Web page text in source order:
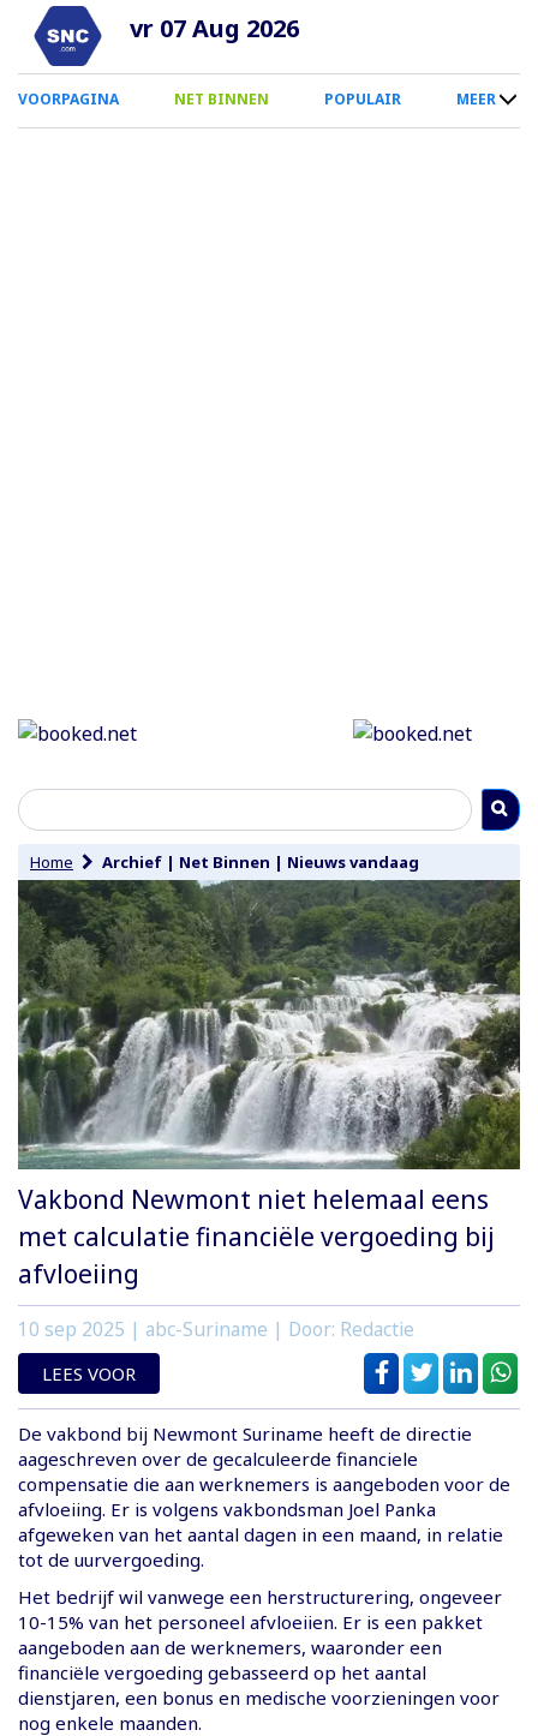
Overslaan
naar
inhoud
vr 07 Aug 2026
0
Smartphone
VOORPAGINA NET BINNEN POPULAIR MEER
Home Archief | Net Binnen | Nieuws vandaag
Vakbond Newmont niet helemaal eens
met calculatie financiële vergoeding bij
afvloeiing
10 sep 2025 | abc-Suriname | Door: Redactie
LEES VOOR
De vakbond bij Newmont Suriname heeft de directie
aageschreven over de gecalculeerde financiele
compensatie die aan werknemers is aangeboden voor de
afvloeiing. Er is volgens vakbondsman Joel Panka
afgeweken van het aantal dagen in een maand, in relatie
tot de uurvergoeding.
Het bedrijf wil vanwege een herstructurering, ongeveer
10-15% van het personeel afvloeiien. Er is een pakket
aangeboden aan de werknemers, waaronder een
financiële vergoeding gebasseerd op het aantal
dienstjaren, een bonus en medische voorzieningen voor
nog enkele maanden.